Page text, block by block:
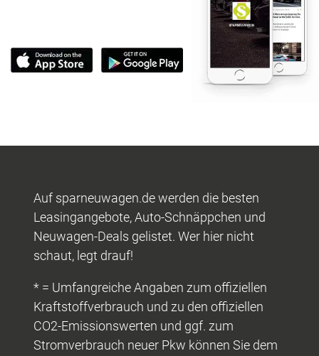
Auf sparneuwagen.de werden die besten
Leasingangebote, Auto-Schnäppchen und
Neuwagen-Deals gelistet. Wer hier nicht
schaut, legt drauf!
* = Umfangreiche Angaben zum offiziellen
Kraftstoffverbrauch und zu den offiziellen
CO2-Emissionswerten und ggf. zum
Stromverbrauch neuer Pkw können Sie dem